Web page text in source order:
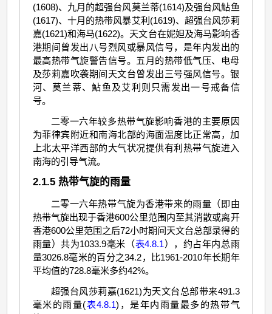
(1608)、九月的超强台风莫兰蒂(1614)及强台风鮎鱼
(1617)、十月的热带风暴艾利(1619)、超强台风莎莉
嘉(1621)和海马(1622)。天文台在妮妲及海马影响香
港期间曾发出八号烈风或暴风信号，是年内发出的
最高热带气旋警告信号。五月的热带低气压、电母
及莎莉嘉吹袭期间天文台曾发出三号强风信号。银
河、莫兰蒂、鮎鱼及艾利则只需发出一号戒备信
号。
二零一六年较多热带气旋影响香港的主要原因
为菲律宾附近和南海北部的海面温度比正常高，加
上北太平洋西部的大气状况提供有利热带气旋进入
南海的引导气流。
2.1.5 热带气旋的雨量
二零一六年热带气旋为香港带来的雨量（即由
热带气旋出现于香港600公里范围内至其消散或离开
香港600公里范围之后72小时期间天文台总部录得的
雨量）共为1033.9毫米（表4.8.1），约占年内总雨
量3026.8毫米的百分之34.2，比1961-2010年长期年
平均值的728.8毫米多约42%。
超强台风莎莉嘉(1621)为天文台总部带来491.3
毫米的雨量(表4.8.1)，是年内雨量最多的热带气